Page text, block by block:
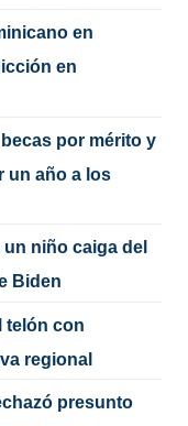
en
en
por mérito y
un año a los
niño caiga del
Biden
telón con
regional
presunto